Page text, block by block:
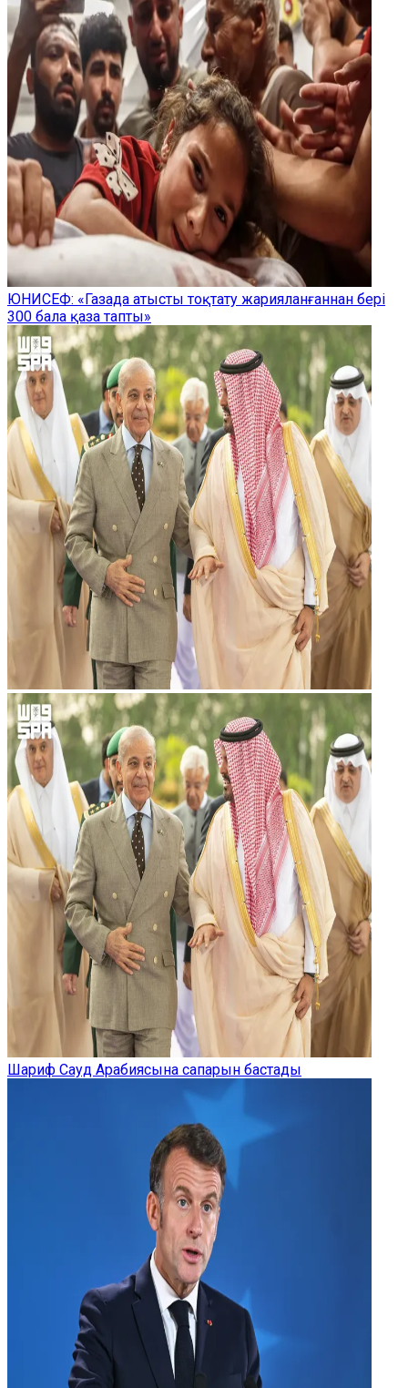
ЮНИСЕФ: «Газада атысты тоқтату жарияланғаннан бері
300 бала қаза тапты»
Шариф Сауд Арабиясына сапарын бастады